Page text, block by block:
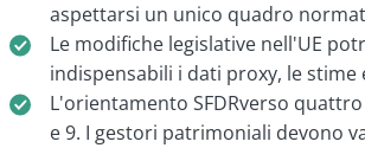
aspettarsi un unico quadro
Le modifiche legislative nell'UE
indispensabili i dati proxy, le
L'orientamento SFDRverso
e 9. I gestori patrimoniali devono